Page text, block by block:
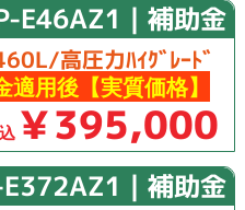
E46AZ1｜補助金
高圧力ﾊｲｸﾞﾚｰﾄﾞ
用後【実質価格】
￥395,000
｜補助金